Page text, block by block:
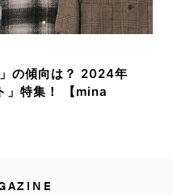
の傾向は？ 2024年
」特集！ 【mina